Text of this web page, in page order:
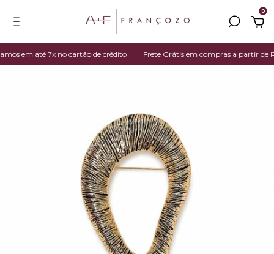
0
em até 7x no cartão de crédito Frete Grátis em compras a partir de